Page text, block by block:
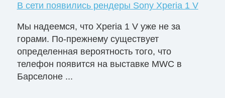
В сети появились рендеры Sony Xperia 1 V
Мы надеемся, что Xperia 1 V уже не за
горами. По-прежнему существует
определенная вероятность того, что
телефон появится на выставке MWC в
Барселоне ...